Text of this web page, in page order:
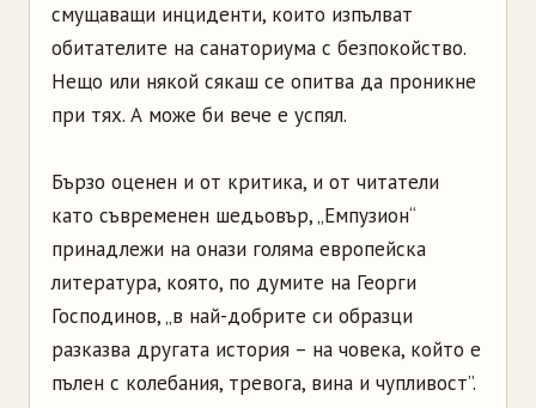
смущаващи инциденти, които изпълват
обитателите на санаториума с безпокойство.
Нещо или някой сякаш се опитва да проникне
при тях. А може би вече е успял.
Бързо оценен и от критика, и от читатели
като съвременен шедьовър, „Емпузион“
принадлежи на онази голяма европейска
литература, която, по думите на Георги
Господинов, „в най-добрите си образци
разказва другата история – на човека, който е
пълен с колебания, тревога, вина и чупливост”.